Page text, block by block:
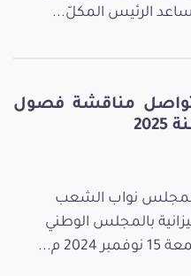
الرئيس المكلّ...
تواصل مناقشة فصول
بمجلس نواب الشعب
بالمجلس الوطني
م...